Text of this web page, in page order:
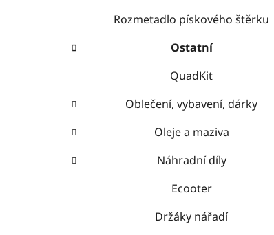
Rozmetadlo pískového štěrku
Ostatní
QuadKit
Oblečení, vybavení, dárky
Oleje a maziva
Náhradní díly
Ecooter
Držáky nářadí